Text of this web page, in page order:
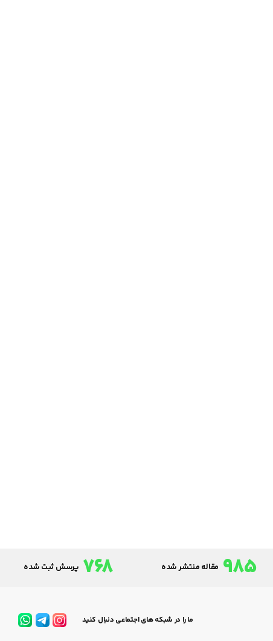
985 مقاله منتشر شده 768 پرسش ثبت شده
ما را در شبکه های اجتماعی دنبال کنید